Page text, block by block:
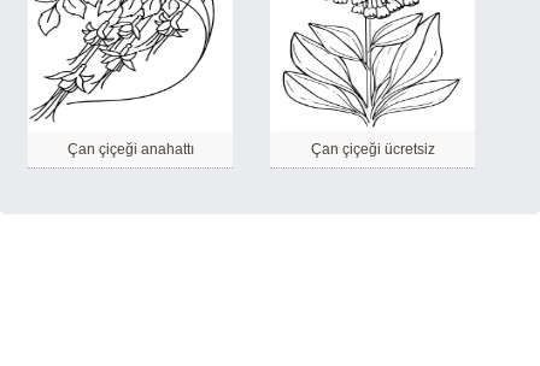
Çan çiçeği anahattı Çan çiçeği ücretsiz